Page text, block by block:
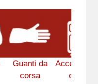
Guanti da
corsa
Accessori
corsa